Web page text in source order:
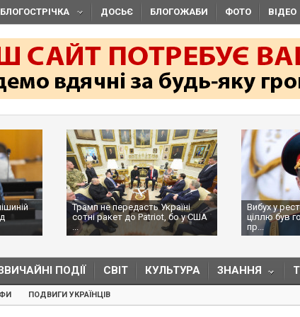
БЛОГОСТРІЧКА ДОСЬЄ БЛОГОЖАБИ ФОТО ВІДЕО
Трамп не передасть Україні
сотні ракет до Patriot, бо у США
...
Вибух у
ціллю був
пр...
ПОДІЇ СВІТ КУЛЬТУРА ЗНАННЯ
ПОДВИГИ УКРАЇНЦІВ